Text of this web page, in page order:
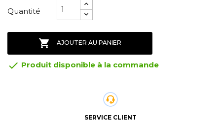
Quantité
 AJOUTER AU PANIER
 Produit disponible à la commande
SERVICE CLIENT